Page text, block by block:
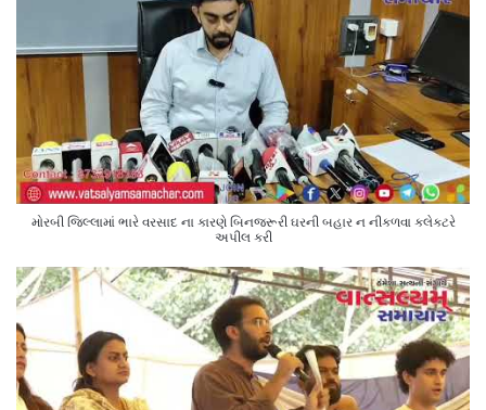
મોરબી જિલ્લામાં ભારે વરસાદ ના કારણે બિનજરૂરી ઘરની બહાર ન નીકળવા કલેક્ટરે
અપીલ કરી